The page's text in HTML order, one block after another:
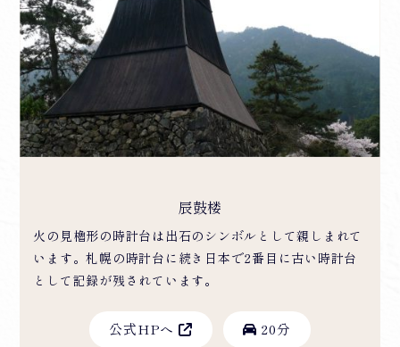
辰鼓楼
火の見櫓形の時計台は出石のシンボルとして親しまれて
います。札幌の時計台に続き日本で2番目に古い時計台
として記録が残されています。
公式HPへ 20分